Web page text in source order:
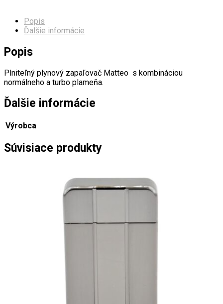
Popis
Ďalšie informácie
Popis
Plniteľný plynový zapaľovač Matteo s kombináciou
normálneho a turbo plameňa.
Ďalšie informácie
Výrobca
Súvisiace produkty